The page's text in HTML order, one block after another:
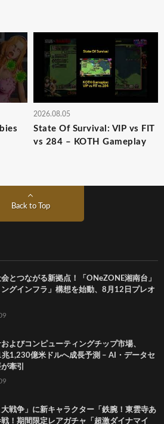
2026.08.05
State Of Survival: VIP vs FIT
vs 284 – KOTH Gameplay
Back to Top
とつながる新拠点！「ONeZONE湘南台」
グインフラ」構想を始動、8月12日プレオ
よびコンピューティングチップ市場、
1,230億米ドルへ成長予測 – AI・データセ
牽引
大戦争」に新キャラクター「鉄腕！東雲寺あ
！期間限定レアガチャ「超激ダイナマイ